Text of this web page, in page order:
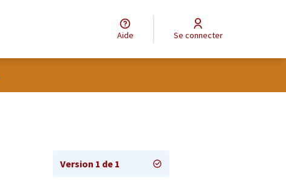
Aide Se connecter
Version 1 de 1